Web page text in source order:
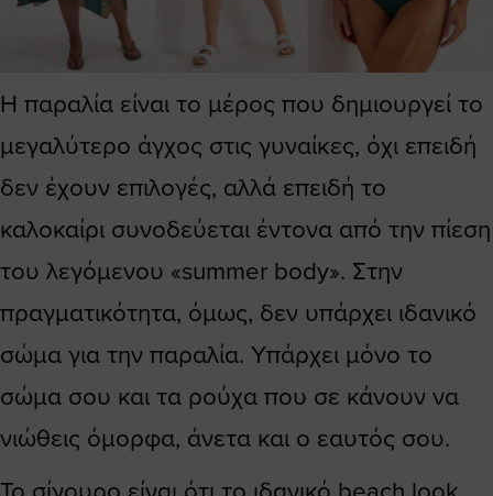
Η παραλία είναι το μέρος που δημιουργεί το
μεγαλύτερο άγχος στις γυναίκες, όχι επειδή
δεν έχουν επιλογές, αλλά επειδή το
καλοκαίρι συνοδεύεται έντονα από την πίεση
του λεγόμενου «summer body». Στην
πραγματικότητα, όμως, δεν υπάρχει ιδανικό
σώμα για την παραλία. Υπάρχει μόνο το
σώμα σου και τα ρούχα που σε κάνουν να
νιώθεις όμορφα, άνετα και ο εαυτός σου.